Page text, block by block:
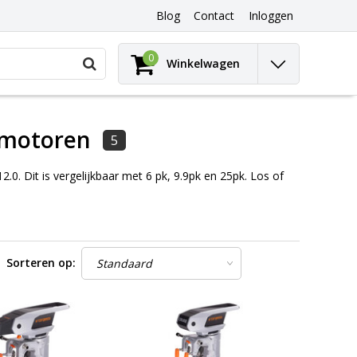
Blog Contact Inloggen
Gebruik
pijltjes
op
neer
om
beschikbaar
Druk
op
Enter
om
geselecteerde
0 Winkelwagen
5
Dit is vergelijkbaar met 6 pk, 9.9pk en 25pk. Los of
Sorteren op: